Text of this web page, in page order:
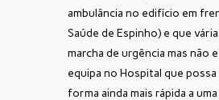
ambulância no edifício em
Saúde de Espinho) e que
marcha de urgência mas não
equipa no Hospital que
forma ainda mais rápida a